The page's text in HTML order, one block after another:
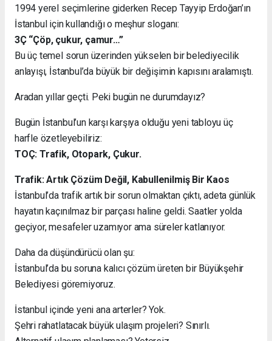
1994 yerel seçimlerine giderken Recep Tayyip Erdoğan’ın
İstanbul için kullandığı o meşhur sloganı:
3Ç “Çöp, çukur, çamur…”
Bu üç temel sorun üzerinden yükselen bir belediyecilik
anlayışı, İstanbul’da büyük bir değişimin kapısını aralamıştı.
Aradan yıllar geçti. Peki bugün ne durumdayız?
Bugün İstanbul’un karşı karşıya olduğu yeni tabloyu üç
harfle özetleyebiliriz:
TOÇ: Trafik, Otopark, Çukur.
Trafik: Artık Çözüm Değil, Kabullenilmiş Bir Kaos
İstanbul’da trafik artık bir sorun olmaktan çıktı, adeta günlük
hayatın kaçınılmaz bir parçası haline geldi. Saatler yolda
geçiyor, mesafeler uzamıyor ama süreler katlanıyor.
Daha da düşündürücü olan şu:
İstanbul’da bu soruna kalıcı çözüm üreten bir Büyükşehir
Belediyesi göremiyoruz.
İstanbul içinde yeni ana arterler? Yok.
Şehri rahatlatacak büyük ulaşım projeleri? Sınırlı.